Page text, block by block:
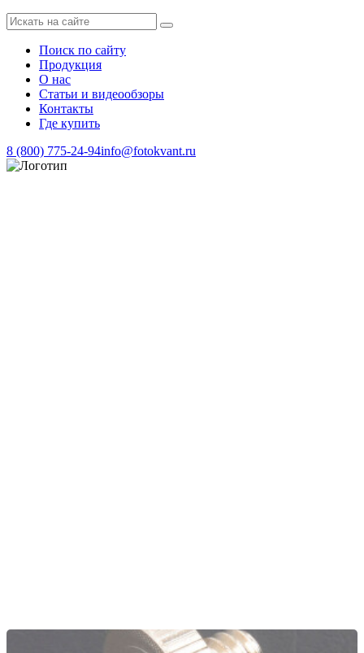
Поиск по сайту
Продукция
О нас
Статьи и видеообзоры
Контакты
Где купить
8 (800) 775-24-94info@fotokvant.ru